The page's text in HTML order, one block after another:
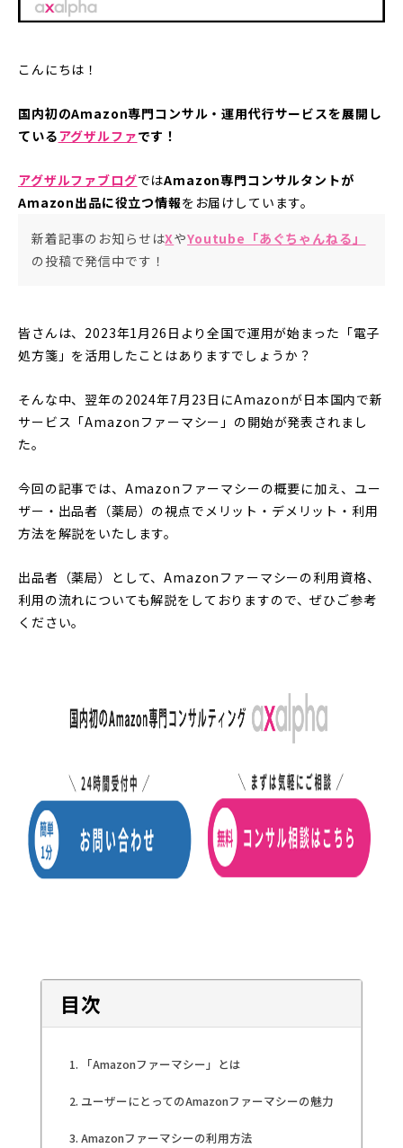
こんにちは！
国内初のAmazon専門コンサル・運用代行サービスを展開し
ているアグザルファです！
アグザルファブログではAmazon専門コンサルタントが
Amazon出品に役立つ情報をお届けしています。
新着記事のお知らせはXやYoutube「あぐちゃんねる」
の投稿で発信中です！
皆さんは、2023年1月26日より全国で運用が始まった「電子
処方箋」を活用したことはありますでしょうか？
そんな中、翌年の2024年7月23日にAmazonが日本国内で新
サービス「Amazonファーマシー」の開始が発表されまし
た。
今回の記事では、Amazonファーマシーの概要に加え、ユー
ザー・出品者（薬局）の視点でメリット・デメリット・利用
方法を解説をいたします。
出品者（薬局）として、Amazonファーマシーの利用資格、
利用の流れについても解説をしておりますので、ぜひご参考
ください。
目次
「Amazonファーマシー」とは
ユーザーにとってのAmazonファーマシーの魅力
Amazonファーマシーの利用方法